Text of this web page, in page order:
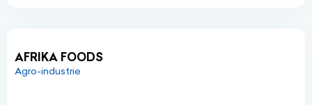
AFRIKA FOODS
Agro-industrie